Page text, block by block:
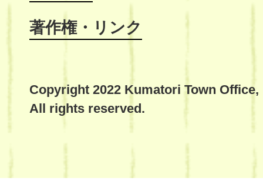
著作権・リンク
Copyright 2022 Kumatori Town Office,
All rights reserved.